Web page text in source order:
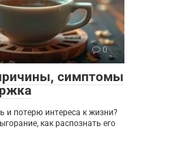
0
симптомы
и потерю интереса к жизни?
как распознать его